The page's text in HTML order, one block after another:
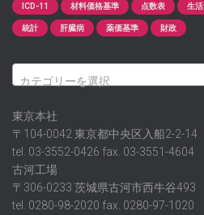
ICD-11 材料価格基準 点数表 生活
統計 肝臓病 薬価基準 財政
カテゴリーを選択
東京本社
〒104-0042 東京都中央区入船2-2-14
tel. 03-3552-0426 fax. 03-3551-4604
古河工場
〒306-0233 茨城県古河市西牛谷493
tel. 0280-98-2020 fax. 0280-97-1020